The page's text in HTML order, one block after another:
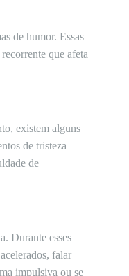
de humor. Essas
que afeta
existem alguns
de tristeza
de
Durante esses
falar
impulsiva ou se